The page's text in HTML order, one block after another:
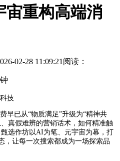
重构高端消
02-28 11:09:21 阅读：
技
早已从“物质满足”升级为“精神共
真假难辨的营销话术，如何精准触
选作坊以AI为笔、元宇宙为幕，打
，让每一次搜索都成为一场探索品